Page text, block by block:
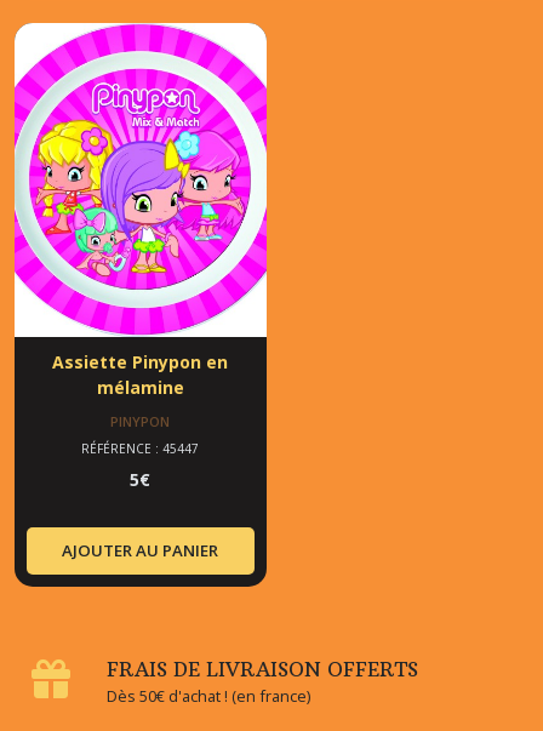
Assiette Pinypon en
mélamine
PINYPON
RÉFÉRENCE : 45447
5€
AJOUTER AU PANIER
FRAIS DE LIVRAISON OFFERTS
Dès 50€ d'achat ! (en france)